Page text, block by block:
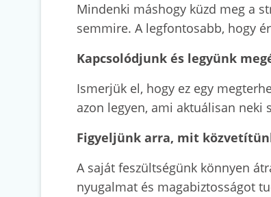
Mindenki máshogy küzd meg a
semmire. A legfontosabb, hogy
Kapcsolódjunk és legyünk
Ismerjük el, hogy ez egy
azon legyen, ami aktuálisan neki
Figyeljünk arra, mit
A saját feszültségünk könnyen
nyugalmat és magabiztosságot